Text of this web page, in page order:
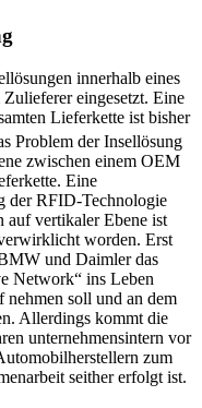
innerhalb eines
eingesetzt. Eine
Lieferkette ist bisher
Problem der Insellösung
zwischen einem OEM
Eine
der RFID-Technologie
vertikaler Ebene ist
worden. Erst
und Daimler das
Network“ ins Leben
soll und an dem
Allerdings kommt die
unternehmensintern vor
zum